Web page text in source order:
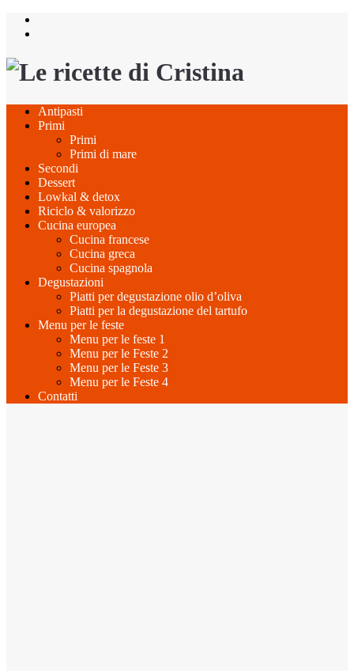
Salta
Antipasti
Primi
Primi
Primi di mare
Secondi
Dessert
Lowkal & detox
Riciclo & valorizzo
Cucina europea
Cucina francese
Cucina greca
Cucina spagnola
Degustazioni
Piatti per degustazione olio d’oliva
Piatti per la degustazione del tartufo
Menu per le feste
Menu per le feste 1
Menu per le Feste 2
Menu per le Feste 3
Menu per le Feste 4
Contatti